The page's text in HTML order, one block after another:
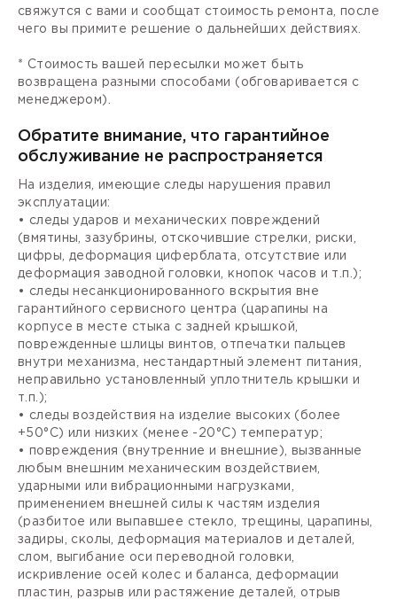
свяжутся с вами и сообщат стоимость ремонта, после
чего вы примите решение о дальнейших действиях.
* Стоимость вашей пересылки может быть
возвращена разными способами (обговаривается с
менеджером).
Обратите внимание, что гарантийное
обслуживание не распространяется
На изделия, имеющие следы нарушения правил
эксплуатации:
• следы ударов и механических повреждений
(вмятины, зазубрины, отскочившие стрелки, риски,
цифры, деформация циферблата, отсутствие или
деформация заводной головки, кнопок часов и т.п.);
• следы несанкционированного вскрытия вне
гарантийного сервисного центра (царапины на
корпусе в месте стыка с задней крышкой,
поврежденные шлицы винтов, отпечатки пальцев
внутри механизма, нестандартный элемент питания,
неправильно установленный уплотнитель крышки и
т.п.);
• следы воздействия на изделие высоких (более
+50°С) или низких (менее -20°С) температур;
• повреждения (внутренние и внешние), вызванные
любым внешним механическим воздействием,
ударными или вибрационными нагрузками,
применением внешней силы к частям изделия
(разбитое или выпавшее стекло, трещины, царапины,
задиры, сколы, деформация материалов и деталей,
слом, выгибание оси переводной головки,
искривление осей колес и баланса, деформации
пластин, разрыв или растяжение деталей, отрыв